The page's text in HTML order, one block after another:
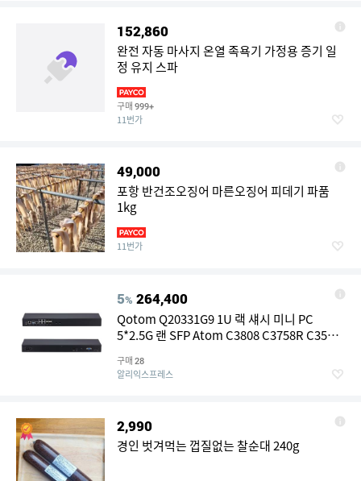
152,860
완전 자동 마사지 온열 족욕기 가정용 증기 일
정 유지 스파
구매 999+
11번가
49,000
포항 반건조오징어 마른오징어 피데기 파품
1kg
11번가
5% 264,400
Qotom Q20331G9 1U 랙 섀시 미니 PC
5*2.5G 랜 SFP Atom C3808 C3758R C3558
구매 28
알리익스프레스
2,990
경인 벗겨먹는 껍질없는 찰순대 240g